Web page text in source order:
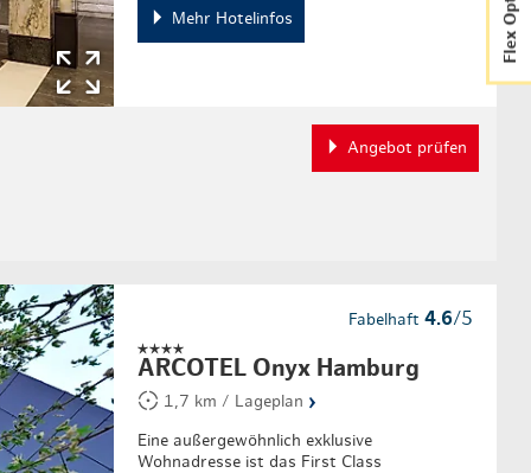
Mehr Hotelinfos
Angebot prüfen
Fabelhaft 4.6/5
ARCOTEL Onyx Hamburg
1,7 km / Lageplan ›
Eine außergewöhnlich exklusive
Wohnadresse ist das First Class